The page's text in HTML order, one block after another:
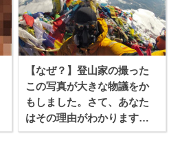
【なぜ？】登山家の撮った
この写真が大きな物議をか
もしました。さて、あなた
はその理由がわかります
か？